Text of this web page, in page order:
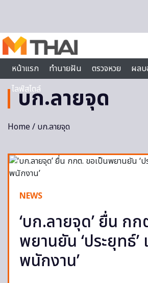
หน้าแรก
ทำนายฝัน ตรวจหวย ผลบ
ไลฟ์สไตล์
บก.ลายจุด
Home/ บก.ลายจุด
NEWS
‘บก.ลายจุด’ ยื่น ก
พยานยัน ‘ประยุทธ์’
พนักงาน’